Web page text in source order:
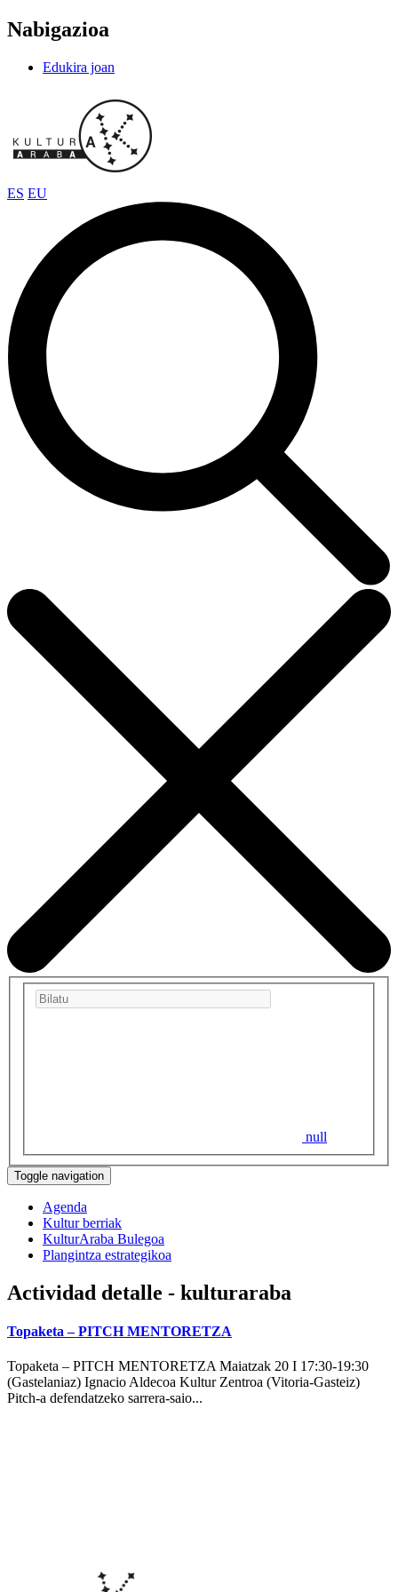
Nabigazioa
Edukira joan
ES EU
null
Toggle navigation
Agenda
Kultur berriak
KulturAraba Bulegoa
Plangintza estrategikoa
Actividad detalle - kulturaraba
Topaketa – PITCH MENTORETZA
Topaketa – PITCH MENTORETZA Maiatzak 20 I 17:30-19:30
(Gastelaniaz) Ignacio Aldecoa Kultur Zentroa (Vitoria-Gasteiz)
Pitch-a defendatzeko sarrera-saio...